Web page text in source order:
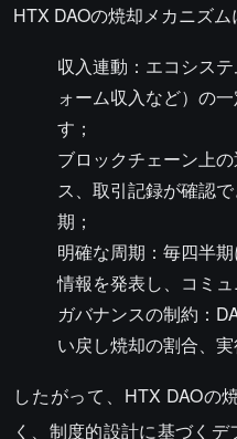
HTX DAOの焼却メカニズ
収入連動：エコシス
ォーム収入など）の
す；
ブロックチェーン上
ス、取引記録が確認
期；
明確な周期：毎四半
情報を発表し、コミ
ガバナンスの制約：
い戻し焼却の割合、実
したがって、HTX DAOの
く、制度的設計に基づく